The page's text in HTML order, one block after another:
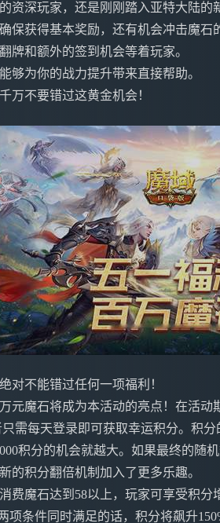
资深玩家，还是刚刚踏入亚特大陆的
保获得基本奖励，还有机会冲击魔石
牌和额外的签到机会等着玩家。
够为你的战力提升带来直接帮助。
万不要错过这黄金机会！
对不能错过任何一项福利！
元魔石将成为本活动的亮点！在活动
只需每天登录即可获取幸运积分。积
积分的机会就越大。如果最终的随
的积分翻倍机制加入了更多乐趣。
费魔石达到58以上，玩家可享受积分
项条件同时满足的话，积分将飙升